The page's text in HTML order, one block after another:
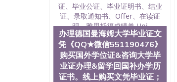
立大学学历证书（San Jose State
塞州立大学学历证书（San Jose
读CQU中央昆士兰大学学历 绩单
学历
央昆士兰大学学历成绩单购买学
理比勒非尔德大学毕业证文凭《
办学历证书。线上购买文凭毕业
取通知书、Offer、在读证明、雅
办理德国曼海姆大学毕业证文
凭《QQ★微信551190476》
购买国外学位证&咨询大学毕
业证办理&留学回国补办学历
证书。线上购买文凭毕业证；